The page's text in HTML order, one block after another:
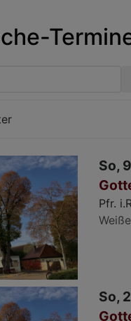
So,
Pfr.
So,